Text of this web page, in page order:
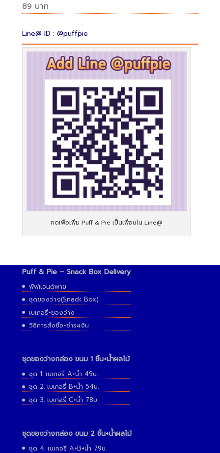
กดเพื่อเพิ่ม Puff & Pie เป็นเพื่อนใน Line@
Puff & Pie – Snack Box Delivery
วิธีการสั่งซื้อ-ชำระเงิน
ชุดของว่างกล่อง ขนม 1 ชิ้น+น้ำผลไม้
ชุด 1. เบเกอรี่ A+น้ำ 49บ.
ชุด 2. เบเกอรี่ B+น้ำ 54บ.
ชุดของว่างกล่อง ขนม 2 ชิ้น+น้ำผลไม้
ชุด 4. เบเกอรี่ A+B+น้ำ 79บ.
ชุด 5. เบเกอรี่ B+B+น้ำ 89บ.
ชุด 7. เบเกอรี่ B+C+น้ำ 110บ.